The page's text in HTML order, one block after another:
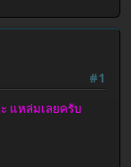
#1
แหล่มเลยครับ